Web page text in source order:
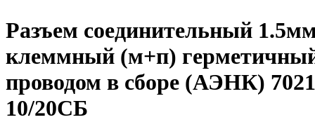
Разъем соединительный
клеммный (м+п)
проводом в сборе (АЭНК)
10/20СБ